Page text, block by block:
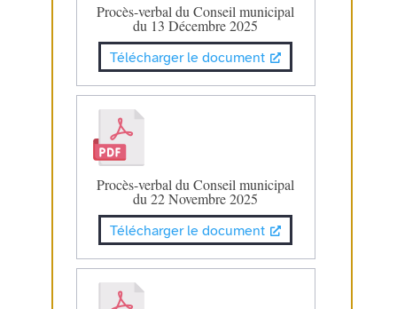
Procès-verbal du Conseil municipal
du 13 Décembre 2025
Télécharger le document
Procès-verbal du Conseil municipal
du 22 Novembre 2025
Télécharger le document